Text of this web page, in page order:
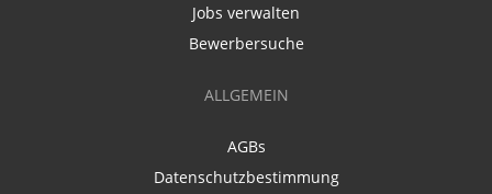
Jobs verwalten
Bewerbersuche
ALLGEMEIN
AGBs
Datenschutzbestimmung